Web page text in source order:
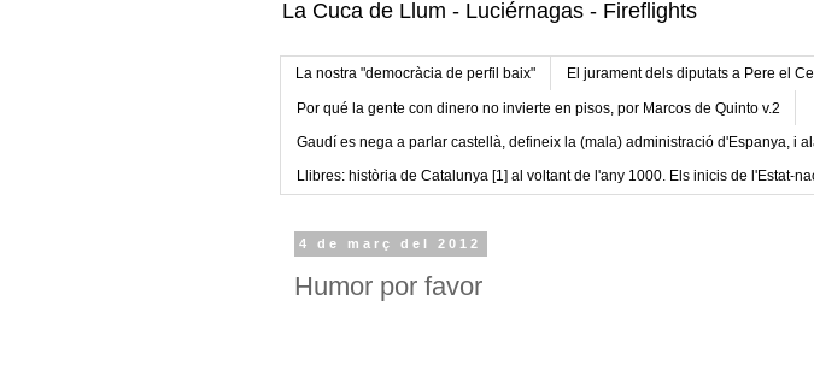
La Cuca de Llum - Luciérnagas - Fireflights
La nostra "democràcia de perfil baix" El jurament dels diputats a Pere el
Por qué la gente con dinero no invierte en pisos, por Marcos de Quinto v.2
Gaudí es nega a parlar castellà, defineix la (mala) administració d'Espanya, i
Llibres: història de Catalunya [1] al voltant de l'any 1000. Els inicis de l'Estat-
4 de març del 2012
Humor por favor